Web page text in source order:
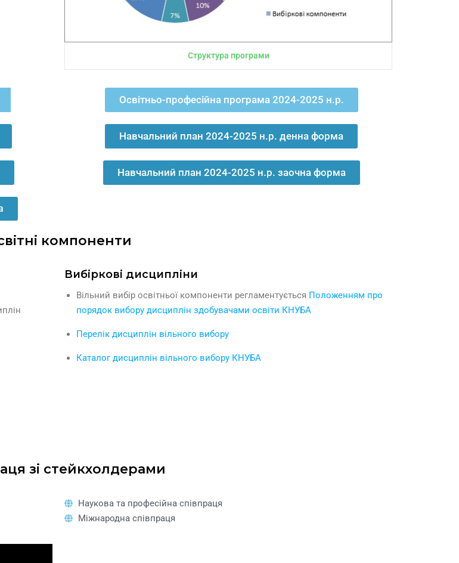
Структура програми
Освітньо-професійна програма 2024-2025 н.р.
Навчальний план 2024-2025 н.р. денна форма
Навчальний план 2024-2025 н.р. заочна форма
компоненти
Вибіркові дисципліни
Вільний вибір освітньої компоненти регламентується Положенням про
порядок вибору дисциплін здобувачами освіти КНУБА
Перелік дисциплін вільного вибору
Каталог дисциплін вільного вибору КНУБА
зі стейкхолдерами
Наукова та професійна співпраця
Міжнародна співпраця